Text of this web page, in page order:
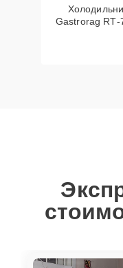
Gastrorag